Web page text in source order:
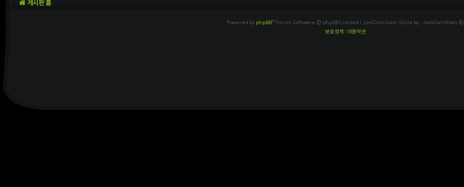
게시판 홈
Powered by phpBB® Forum Software © phpBB Limited | JediDanGoon Style by: JediDanGoon ©
보호정책 | 이용약관